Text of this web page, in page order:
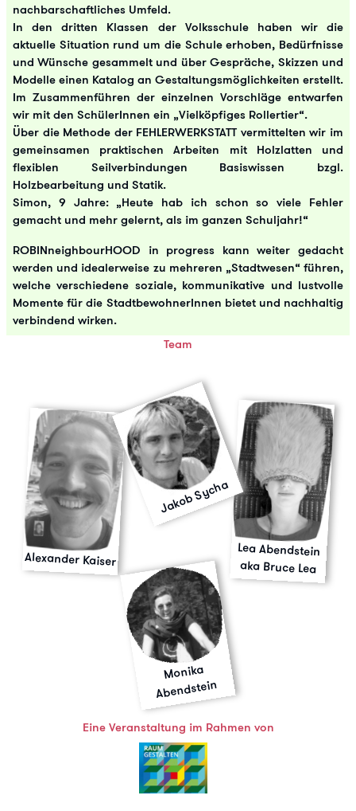
nachbarschaftliches Umfeld.
In den dritten Klassen der Volksschule haben wir die
aktuelle Situation rund um die Schule erhoben, Bedürfnisse
und Wünsche gesammelt und über Gespräche, Skizzen und
Modelle einen Katalog an Gestaltungsmöglichkeiten erstellt.
Im Zusammenführen der einzelnen Vorschläge entwarfen
wir mit den SchülerInnen ein „Vielköpfiges Rollertier“.
Über die Methode der FEHLERWERKSTATT vermittelten wir im
gemeinsamen praktischen Arbeiten mit Holzlatten und
flexiblen Seilverbindungen Basiswissen bzgl.
Holzbearbeitung und Statik.
Simon, 9 Jahre: „Heute hab ich schon so viele Fehler
gemacht und mehr gelernt, als im ganzen Schuljahr!“
ROBINneighbourHOOD in progress kann weiter gedacht
werden und idealerweise zu mehreren „Stadtwesen“ führen,
welche verschiedene soziale, kommunikative und lustvolle
Momente für die StadtbewohnerInnen bietet und nachhaltig
verbindend wirken.
Team
Alexander Kaiser
Jakob Sycha
Lea Abendstein
aka Bruce Lea
Monika
Abendstein
Eine Veranstaltung im Rahmen von